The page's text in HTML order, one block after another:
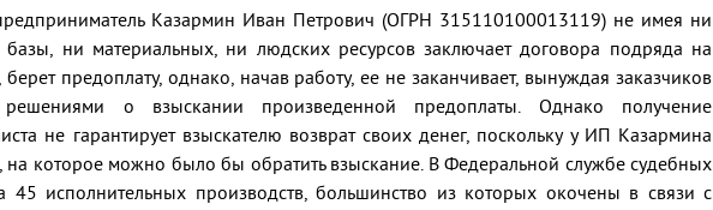
Казармин Иван Петрович (ОГРН 315110100013119) не имея ни
базы, ни материальных, ни людских ресурсов заключает договора подряда на
предоплату, однако, начав работу, ее не заканчивает, вынуждая заказчиков
о взыскании произведенной предоплаты. Однако получение
не гарантирует взыскателю возврат своих денег, поскольку у ИП Казармина
на которое можно было бы обратить взыскание. В Федеральной службе судебных
45 исполнительных производств, большинство из которых окочены в связи с